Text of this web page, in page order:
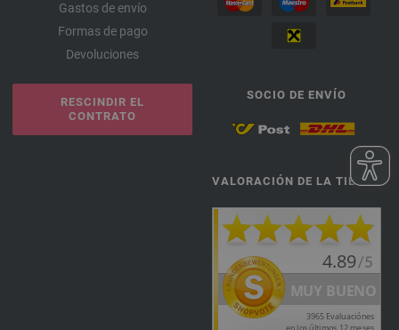
Gastos de envío
Formas de pago
Devoluciones
RESCINDIR EL
CONTRATO
SOCIO DE ENVÍO
VALORACIÓN DE LA TIENDA